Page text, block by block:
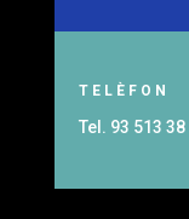
TELÈFON
Tel. 93 513 38